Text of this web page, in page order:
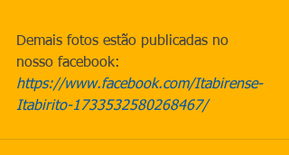
Demais fotos estão publicadas no
nosso facebook:
https://www.facebook.com/Itabirense-
Itabirito-1733532580268467/